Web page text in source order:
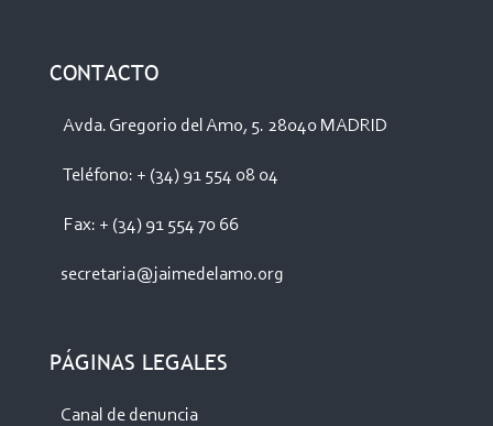
CONTACTO
Avda. Gregorio del Amo, 5. 28040 MADRID
Teléfono: + (34) 91 554 08 04
Fax: + (34) 91 554 70 66
secretaria@jaimedelamo.org
PÁGINAS LEGALES
Canal de denuncia